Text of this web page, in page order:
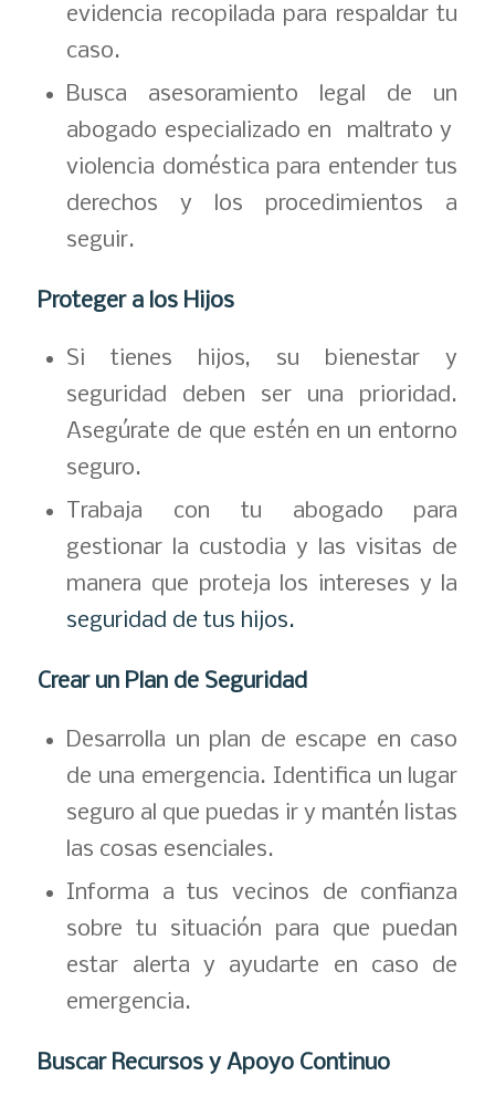
evidencia recopilada para respaldar tu
caso.
Busca asesoramiento legal de un
abogado especializado en maltrato y
violencia doméstica para entender tus
derechos y los procedimientos a
seguir.
Proteger a los Hijos
Si tienes hijos, su bienestar y
seguridad deben ser una prioridad.
Asegúrate de que estén en un entorno
seguro.
Trabaja con tu abogado para
gestionar la custodia y las visitas de
manera que proteja los intereses y la
seguridad de tus hijos.
Crear un Plan de Seguridad
Desarrolla un plan de escape en caso
de una emergencia. Identifica un lugar
seguro al que puedas ir y mantén listas
las cosas esenciales.
Informa a tus vecinos de confianza
sobre tu situación para que puedan
estar alerta y ayudarte en caso de
emergencia.
Buscar Recursos y Apoyo Continuo